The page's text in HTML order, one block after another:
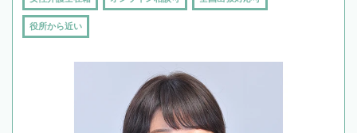
役所から近い